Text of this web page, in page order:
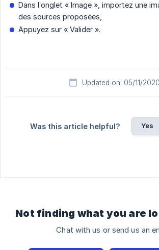
Dans l’onglet « Image », importez une
des sources proposées,
Appuyez sur « Valider ».
Updated on: 05/11/2020
Was this article helpful? Yes
Not finding what you are
Chat with us or send us an